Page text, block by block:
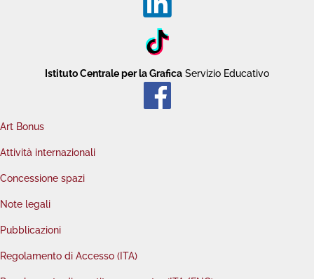
Istituto Centrale per la Grafica Servizio Educativo
Art Bonus
Attività internazionali
Concessione spazi
Note legali
Pubblicazioni
Regolamento di Accesso (ITA)